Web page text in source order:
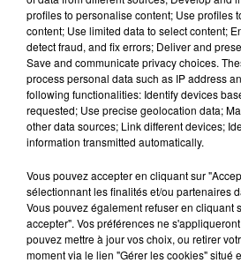
personnes sur les réseaux
Marie, ndlr)a déclenché sa
j'ai reçu des menaces de mort
de la matière fécale dedans. Je
sur Jules Marie".Le joueur
porter plainte.
profiles to personalise content; Use profiles
content; Use limited data to select content;
detect fraud, and fix errors; Deliver and
Save and communicate privacy choices.
process personal data such as IP address
following functionalities: Identify devices
requested; Use precise geolocation data;
other data sources; Link different devices;
information transmitted automatically.
Vous pouvez accepter en cliquant sur
sélectionnant les finalités et/ou partenaires
Vous pouvez également refuser en cliquant
accepter". Vos préférences ne
pouvez mettre à jour vos choix, ou retirer
moment via le lien "Gérer les cookies" situé